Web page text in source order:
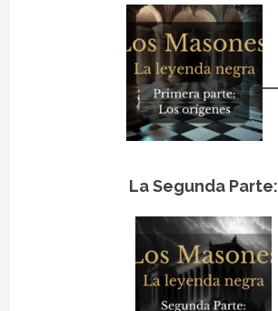
La Segunda Parte: